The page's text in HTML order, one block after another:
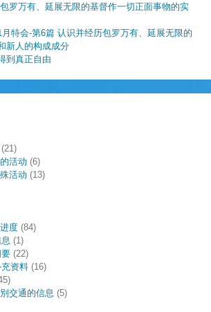
罗万有、延展无限的基督作一切正面事物的实
月特会-第6篇 认识并经历包罗万有、延展无限的
新人的构成成分
到真正自由
活动 (6)
活动 (13)
度(84)
(1)
(22)
资料(16)
交通的信息 (5)